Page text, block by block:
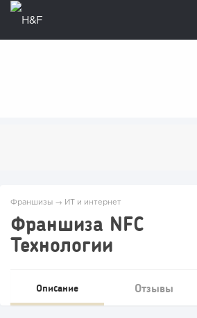
Франшизы → ИТ и интернет
Франшиза NFC
Технологии
Описание Отзывы